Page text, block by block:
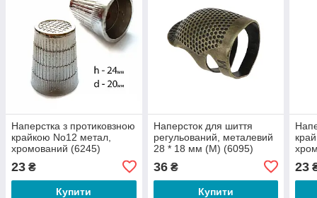
Наперстка з протиковзною
крайкою No12 метал,
хромований (6245)
23 ₴
Купити
Наперсток для шиття
регульований, металевий
28 * 18 мм (M) (6095)
36₴
Купити
23